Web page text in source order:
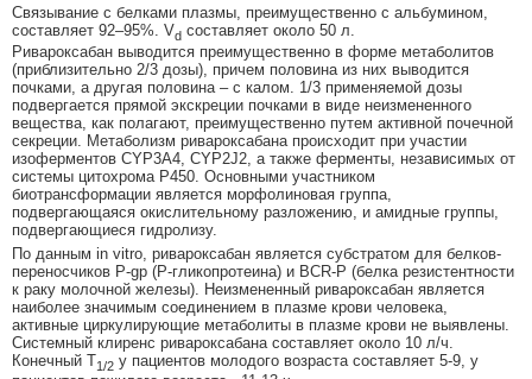
Связывание с белками плазмы, преимущественно с альбумином,
составляет 92–95%. Vd составляет около 50 л.
Ривароксабан выводится преимущественно в форме метаболитов
(приблизительно 2/3 дозы), причем половина из них выводится
почками, а другая половина – с калом. 1/3 применяемой дозы
подвергается прямой экскреции почками в виде неизмененного
вещества, как полагают, преимущественно путем активной почечной
секреции. Метаболизм ривароксабана происходит при участии
изоферментов CYP3A4, CYP2J2, а также ферменты, независимых от
системы цитохрома Р450. Основными участником
биотрансформации является морфолиновая группа,
подвергающаяся окислительному разложению, и амидные группы,
подвергающиеся гидролизу.
По данным in vitro, ривароксабан является субстратом для белков-
переносчиков Р-gp (Р-гликопротеина) и BCR-P (белка резистентности
к раку молочной железы). Неизмененный ривароксабан является
наиболее значимым соединением в плазме крови человека,
активные циркулирующие метаболиты в плазме крови не выявлены.
Системный клиренс ривароксабана составляет около 10 л/ч.
Конечный T1/2 у пациентов молодого возраста составляет 5-9, у